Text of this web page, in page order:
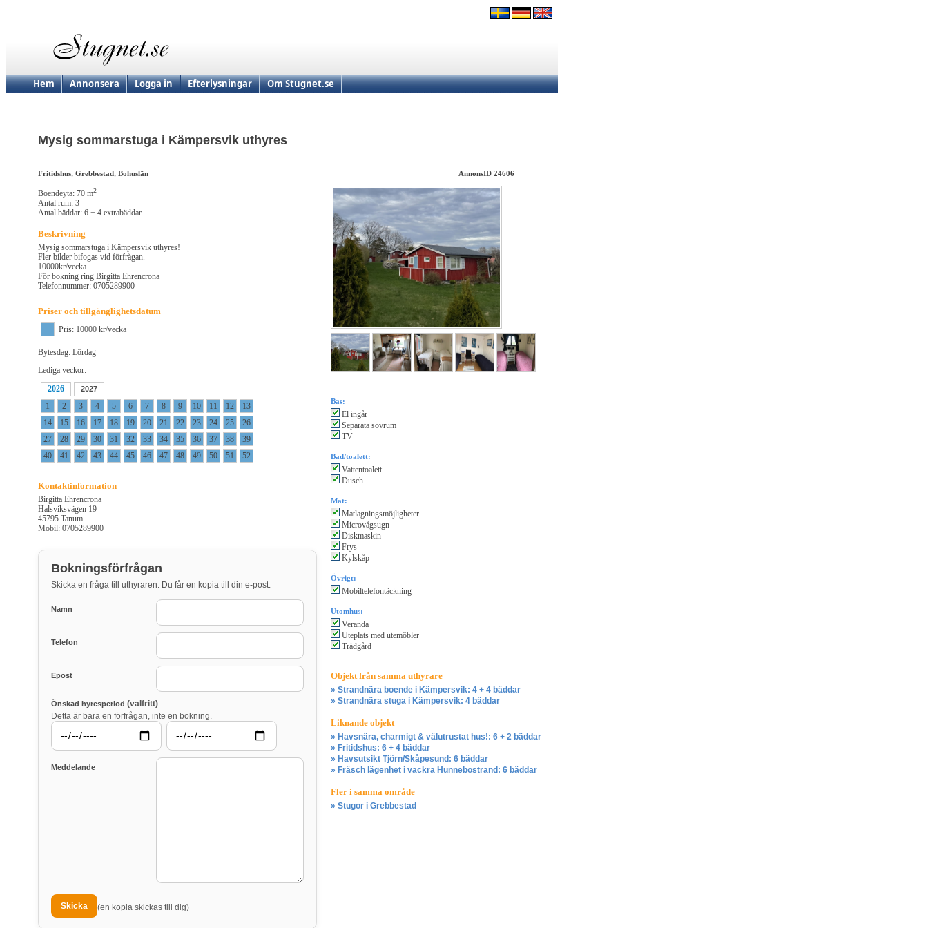
Hem Annonsera Logga in Efterlysningar Om Stugnet.se
Mysig sommarstuga i Kämpersvik uthyres
Fritidshus, Grebbestad, Bohuslän AnnonsID 24606
Boendeyta: 70 m2
Antal rum: 3
Antal bäddar: 6 + 4 extrabäddar
Beskrivning
Mysig sommarstuga i Kämpersvik uthyres!
Fler bilder bifogas vid förfrågan.
10000kr/vecka.
För bokning ring Birgitta Ehrencrona
Telefonnummer: 0705289900
Priser och tillgänglighetsdatum
Pris: 10000 kr/vecka
Bytesdag: Lördag
Lediga veckor:
2026
2027
1 2 3 4 5 6 7 8 9 10 11 12
13
14
15 16 17 18 19 20 21 22 23 24 25
26
27
28 29 30 31 32 33 34 35 36 37 38
39
40
41 42 43 44 45 46 47 48 49 50 51 52
Kontaktinformation
Birgitta Ehrencrona
Halsviksvägen 19
45795 Tanum
Mobil: 0705289900
Bokningsförfrågan
Skicka en fråga till uthyraren. Du får en kopia till din e-post.
Namn
Telefon
Epost
Önskad hyresperiod (valfritt)
Detta är bara en förfrågan, inte en bokning.
–
Meddelande
(en kopia skickas till dig)
Bas:
El ingår
Separata sovrum
TV
Bad/toalett:
Vattentoalett
Dusch
Mat:
Matlagningsmöjligheter
Microvågsugn
Diskmaskin
Frys
Kylskåp
Övrigt:
Mobiltelefontäckning
Utomhus:
Veranda
Uteplats med utemöbler
Trädgård
Objekt från samma uthyrare
» Strandnära boende i Kämpersvik: 4 + 4 bäddar
» Strandnära stuga i Kämpersvik: 4 bäddar
Liknande objekt
» Havsnära, charmigt & välutrustat hus!: 6 + 2 bäddar
» Fritidshus: 6 + 4 bäddar
» Havsutsikt Tjörn/Skåpesund: 6 bäddar
» Fräsch lägenhet i vackra Hunnebostrand: 6 bäddar
Fler i samma område
» Stugor i Grebbestad